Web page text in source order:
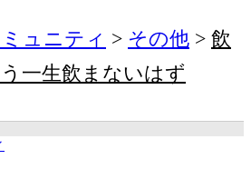
ュニティ その他
飲
一生飲まないはず